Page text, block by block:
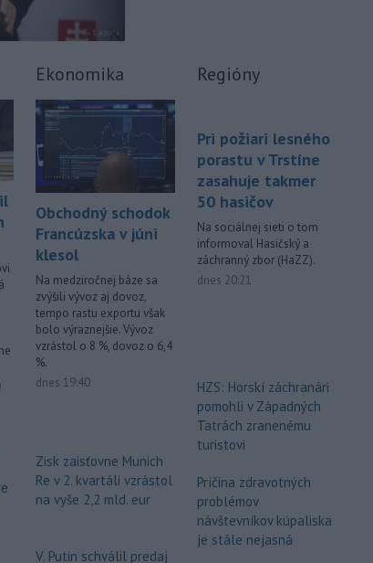
Ekonomika
Obchodný schodok
Francúzska v júni
klesol
Na medziročnej báze sa
zvýšili vývoz aj dovoz,
tempo rastu exportu však
bolo výraznejšie. Vývoz
vzrástol o 8 %, dovoz o 6,4
%.
dnes 19:40
Zisk zaisťovne Munich
Re v 2. kvartáli vzrástol
na vyše 2,2 mld. eur
V. Putin schválil predaj
Regióny
Pri požiari lesného
porastu v Trstíne
zasahuje takmer
50 hasičov
Na sociálnej sieti o tom
informoval Hasičský a
záchranný zbor (HaZZ).
dnes 20:21
HZS: Horskí záchranári
pomohli v Západných
Tatrách zranenému
turistovi
Príčina zdravotných
problémov
návštevníkov kúpaliska
je stále nejasná